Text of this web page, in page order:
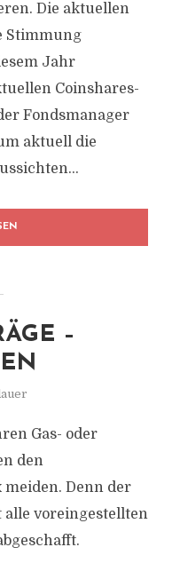
Die aktuellen
Stimmung
Jahr
Coinshares-
Fondsmanager
aktuell die
–
Gas- oder
den
Denn der
alle voreingestellten